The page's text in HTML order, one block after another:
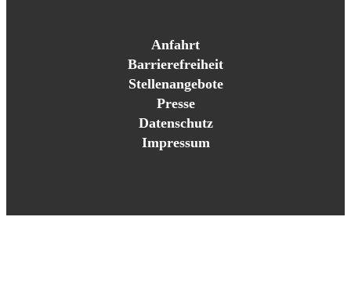
Anfahrt
Barrierefreiheit
Stellenangebote
Presse
Datenschutz
Impressum